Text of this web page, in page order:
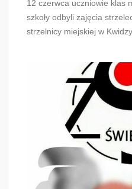
12 czerwca uczniowie klas
szkoły odbyli zajęcia
strzelnicy miejskiej w